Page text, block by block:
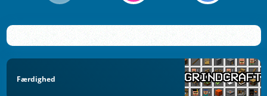
Færdighed